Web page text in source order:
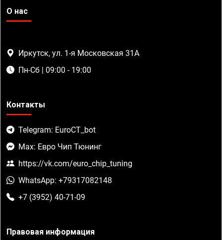
О нас
Иркутск, ул. 1-я Московская 31А
Пн-Сб | 09:00 - 19:00
Контакты
Telegram: EuroCT_bot
Max: Евро Чип Тюнинг
https://vk.com/euro_chip_tuning
WhatsApp: +79317082148
+7 (3952) 40-71-09
Правовая информация